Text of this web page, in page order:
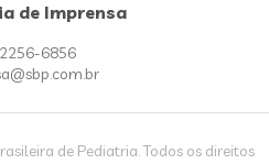
de Imprensa
6856
de Pediatria. Todos os direitos